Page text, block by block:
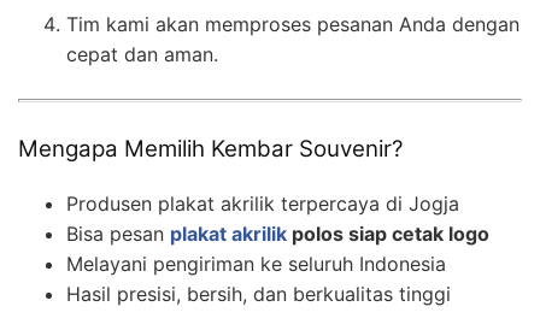
Tim kami akan memproses pesanan Anda dengan
cepat dan aman.
Mengapa Memilih Kembar Souvenir?
Produsen plakat akrilik terpercaya di Jogja
Bisa pesan plakat akrilik polos siap cetak logo
Melayani pengiriman ke seluruh Indonesia
Hasil presisi, bersih, dan berkualitas tinggi